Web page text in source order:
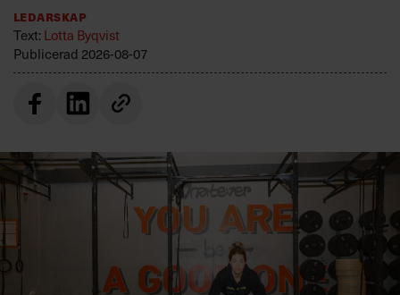
Ledarskap
Text: Lotta Byqvist
Publicerad 2026-08-07